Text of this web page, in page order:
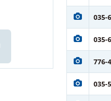
035-
035-
776-
035-